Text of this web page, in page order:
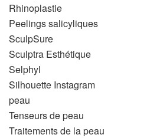
Rhinoplastie
Peelings salicyliques
SculpSure
Sculptra Esthétique
Selphyl
Silhouette Instagram
peau
Tenseurs de peau
Traitements de la peau